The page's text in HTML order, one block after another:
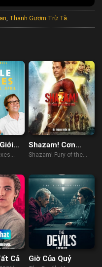
, Thanh Gươm Trừ Tà.
Shazam! Cơn
Thịnh Nộ Của Các
Shazam! Fury of the
Cả Giờ Của Quỷ